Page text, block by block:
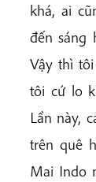
khá, ai
đến sáng
Vậy thì
tôi cứ lo
Lần này,
trên quê
Mai Indo